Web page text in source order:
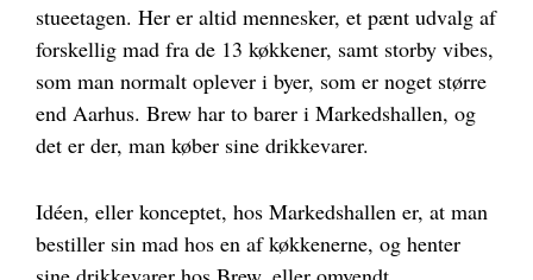
stueetagen. Her er altid mennesker, et pænt udvalg af
forskellig mad fra de 13 køkkener, samt storby vibes,
som man normalt oplever i byer, som er noget større
end Aarhus. Brew har to barer i Markedshallen, og
det er der, man køber sine drikkevarer.
Idéen, eller konceptet, hos Markedshallen er, at man
bestiller sin mad hos en af køkkenerne, og henter